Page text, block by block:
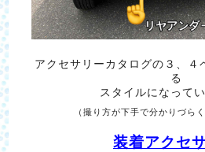
アクセサリーカタログの３、４
る
スタイルになって
（撮り方が下手で分かりづら
装着アクセ